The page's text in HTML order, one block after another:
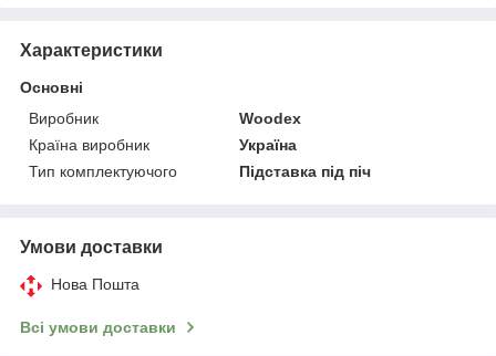
Характеристики
Основні
Виробник
Woodex
Країна виробник
Україна
Тип комплектуючого
Підставка під піч
Умови доставки
Нова Пошта
Всі умови доставки